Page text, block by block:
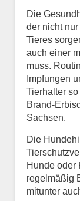
Die
der nicht
Tieres
auch einer
muss.
Impfungen
Tierhalter
Brand-
Sachsen.
Die
Hunde oder
regelmäßig
mitunter